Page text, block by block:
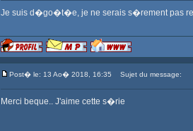
Je suis d�go�t�e, je ne serais s�rement pas
Post� le: 13 Ao� 2018, 16:35 Sujet du message:
Merci beque.. J'aime cette s�rie